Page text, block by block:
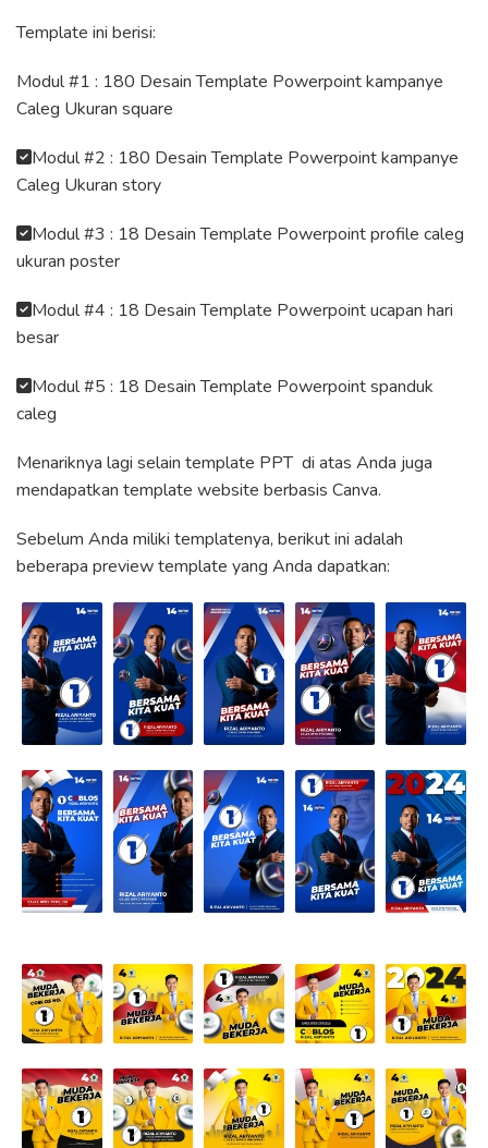
Template ini berisi:
Modul #1 : 180 Desain Template Powerpoint kampanye
Caleg Ukuran square
Modul #2 : 180 Desain Template Powerpoint kampanye
Caleg Ukuran story
Modul #3 : 18 Desain Template Powerpoint profile caleg
ukuran poster
Modul #4 : 18 Desain Template Powerpoint ucapan hari
besar
Modul #5 : 18 Desain Template Powerpoint spanduk
caleg
Menariknya lagi selain template PPT di atas Anda juga
mendapatkan template website berbasis Canva.
Sebelum Anda miliki templatenya, berikut ini adalah
beberapa preview template yang Anda dapatkan: